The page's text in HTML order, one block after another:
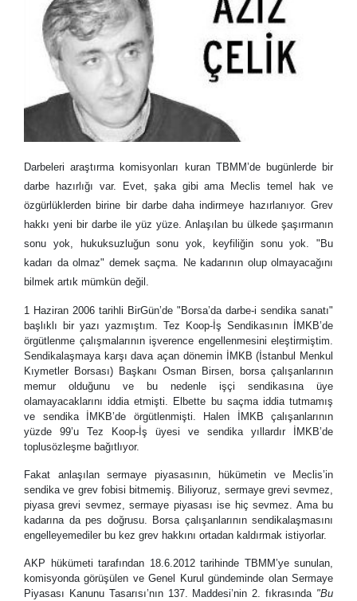
Darbeleri araştırma komisyonları kuran TBMM’de bugünlerde bir
darbe hazırlığı var. Evet, şaka gibi ama Meclis temel hak ve
özgürlüklerden birine bir darbe daha indirmeye hazırlanıyor. Grev
hakkı yeni bir darbe ile yüz yüze. Anlaşılan bu ülkede şaşırmanın
sonu yok, hukuksuzluğun sonu yok, keyfiliğin sonu yok. "Bu
kadarı da olmaz" demek saçma. Ne kadarının olup olmayacağını
bilmek artık mümkün değil.
1 Haziran 2006 tarihli BirGün’de "Borsa’da darbe-i sendika sanatı"
başlıklı bir yazı yazmıştım. Tez Koop-İş Sendikasının İMKB’de
örgütlenme çalışmalarının işverence engellenmesini eleştirmiştim.
Sendikalaşmaya karşı dava açan dönemin İMKB (İstanbul Menkul
Kıymetler Borsası) Başkanı Osman Birsen, borsa çalışanlarının
memur olduğunu ve bu nedenle işçi sendikasına üye
olamayacaklarını iddia etmişti. Elbette bu saçma iddia tutmamış
ve sendika İMKB’de örgütlenmişti. Halen İMKB çalışanlarının
yüzde 99’u Tez Koop-İş üyesi ve sendika yıllardır İMKB’de
toplusözleşme bağıtlıyor.
Fakat anlaşılan sermaye piyasasının, hükümetin ve Meclis’in
sendika ve grev fobisi bitmemiş. Biliyoruz, sermaye grevi sevmez,
piyasa grevi sevmez, sermaye piyasası ise hiç sevmez. Ama bu
kadarına da pes doğrusu. Borsa çalışanlarının sendikalaşmasını
engelleyemediler bu kez grev hakkını ortadan kaldırmak istiyorlar.
AKP hükümeti tarafından 18.6.2012 tarihinde TBMM’ye sunulan,
komisyonda görüşülen ve Genel Kurul gündeminde olan Sermaye
Piyasası Kanunu Tasarısı’nın 137. Maddesi’nin 2. fıkrasında "Bu